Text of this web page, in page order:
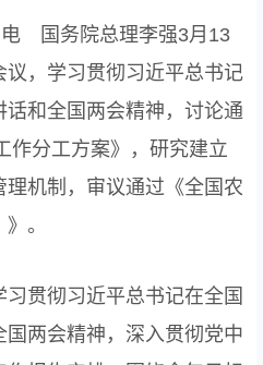
国务院总理李强3月13
议，学习贯彻习近平总书记
和全国两会精神，讨论通
作分工方案》，研究建立
机制，审议通过《全国农
。
贯彻习近平总书记在全国
两会精神，深入贯彻党中